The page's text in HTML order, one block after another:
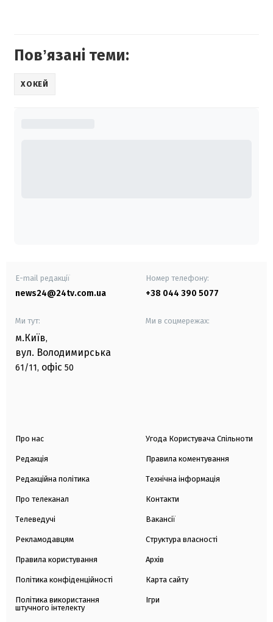
Повʼязані теми:
ХОКЕЙ
E-mail редакції
news24@24tv.com.ua
Номер телефону:
+38 044 390 5077
Ми тут:
м.Київ,
вул. Володимирська
61/11, офіс 50
Ми в соцмережах:
Про нас
Редакція
Редакційна політика
Про телеканал
Телеведучі
Рекламодавцям
Правила користування
Політика конфіденційності
Політика використання
штучного інтелекту
Угода Користувача Спільноти
Правила коментування
Технічна інформація
Контакти
Вакансії
Структура власності
Архів
Карта сайту
Ігри